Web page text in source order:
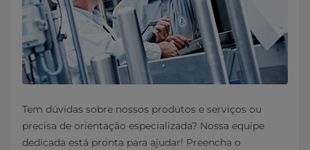
Tem dúvidas sobre nossos produtos e serviços ou
precisa de orientação especializada? Nossa equipe
dedicada está pronta para ajudar! Preencha o